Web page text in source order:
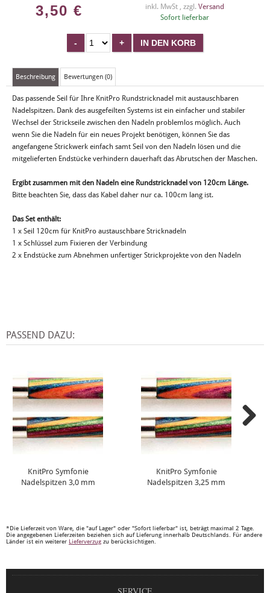
3,50 € inkl. MwSt , zzgl. Versand
Sofort lieferbar
Beschreibung Bewertungen (0)
Das passende Seil für Ihre KnitPro Rundstricknadel mit austauschbaren
Nadelspitzen. Dank des ausgefeilten Systems ist ein einfacher und stabiler
Wechsel der Strickseile zwischen den Nadeln problemlos möglich. Auch
wenn Sie die Nadeln für ein neues Projekt benötigen, können Sie das
angefangene Strickwerk einfach samt Seil von den Nadeln lösen und die
mitgelieferten Endstücke verhindern dauerhaft das Abrutschen der Maschen.
Ergibt zusammen mit den Nadeln eine Rundstricknadel von 120cm Länge.
Bitte beachten Sie, dass das Kabel daher nur ca. 100cm lang ist.
Das Set enthält:
1 x Seil 120cm für KnitPro austauschbare Stricknadeln
1 x Schlüssel zum Fixieren der Verbindung
2 x Endstücke zum Abnehmen unfertiger Strickprojekte von den Nadeln
PASSEND DAZU:
KnitPro Symfonie
Nadelspitzen 3,0 mm
KnitPro Symfonie
Nadelspitzen 3,25 mm
*Die Lieferzeit von Ware, die "auf Lager" oder "Sofort lieferbar" ist, beträgt maximal 2 Tage.
Die angegebenen Lieferzeiten beziehen sich auf Lieferung innerhalb Deutschlands. Für andere
Länder ist ein weiterer Lieferverzug zu berücksichtigen.